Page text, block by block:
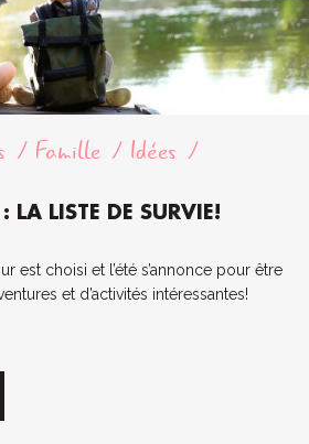
Famille Idées
LA LISTE DE SURVIE!
est choisi et l’été s’annonce pour être
et d’activités intéressantes!